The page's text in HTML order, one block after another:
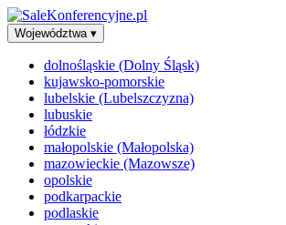
Województwa ▾
dolnośląskie (Dolny Śląsk)
kujawsko-pomorskie
lubelskie (Lubelszczyzna)
lubuskie
łódzkie
małopolskie (Małopolska)
mazowieckie (Mazowsze)
opolskie
podkarpackie
podlaskie